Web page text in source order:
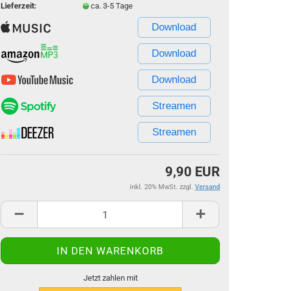
Lieferzeit:
ca. 3-5 Tage
Download
Download
Download
Streamen
Streamen
9,90 EUR
inkl. 20% MwSt. zzgl. Versand
Jetzt zahlen mit